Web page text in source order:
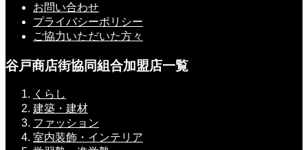
お問い合わせ
プライバシーポリシー
ご協力いただいた方々
谷戸商店街協同組合加盟店一覧
くらし
建築・建材
ファッション
室内装飾・インテリア